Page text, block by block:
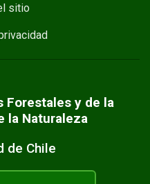
sitio
Forestales y de la
la Naturaleza
de Chile